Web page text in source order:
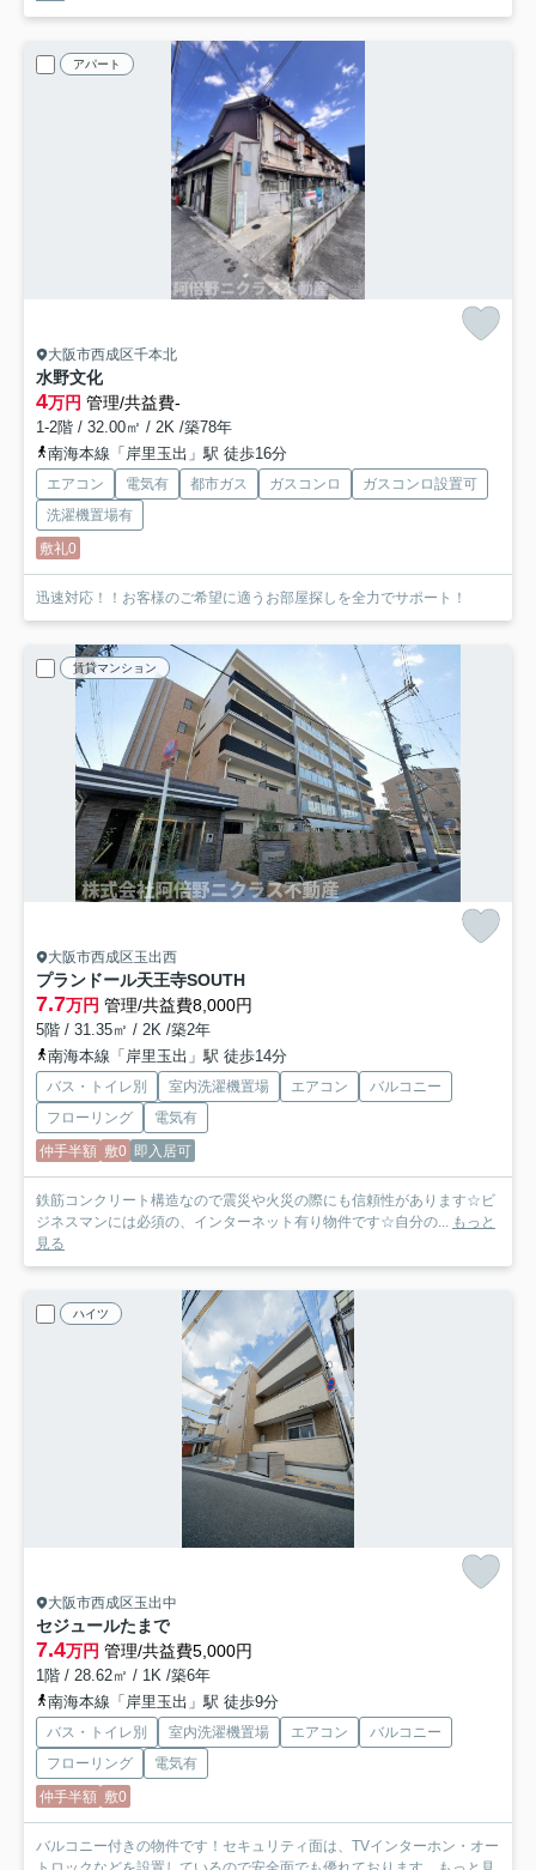
アパート
大阪市西成区千本北
水野文化
4万円 管理/共益費-
1-2階 / 32.00㎡ / 2K /築78年
南海本線「岸里玉出」駅 徒歩16分
エアコン 電気有 都市ガス ガスコンロ
ガスコンロ設置可
洗濯機置場有
敷礼0
迅速対応！！お客様のご希望に適うお部屋探しを全力でサポート！
賃貸マンション
大阪市西成区玉出西
プランドール天王寺SOUTH
7.7万円 管理/共益費8,000円
5階 / 31.35㎡ / 2K /築2年
南海本線「岸里玉出」駅 徒歩14分
バス・トイレ別 室内洗濯機置場 エアコン
バルコニー
フローリング
電気有
仲手半額 敷0 即入居可
鉄筋コンクリート構造なので震災や火災の際にも信頼性があります☆ビ
ジネスマンには必須の、インターネット有り物件です☆自分の...
もっと
見る
ハイツ
大阪市西成区玉出中
セジュールたまで
7.4万円 管理/共益費5,000円
1階 / 28.62㎡ / 1K /築6年
南海本線「岸里玉出」駅 徒歩9分
バス・トイレ別 室内洗濯機置場 エアコン
バルコニー
フローリング
電気有
仲手半額 敷0
バルコニー付きの物件です！セキュリティ面は、TVインターホン・オー